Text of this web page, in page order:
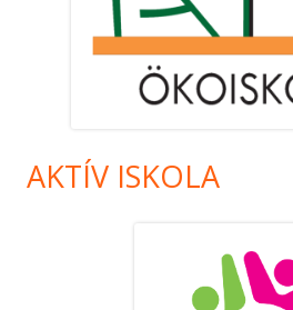
AKTÍV ISKOLA